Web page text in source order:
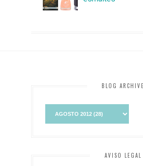
BLOG ARCHIVE
AVISO LEGAL